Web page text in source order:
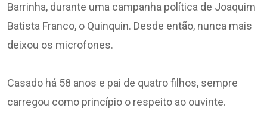
Barrinha, durante uma campanha política de Joaquim
Batista Franco, o Quinquin. Desde então, nunca mais
deixou os microfones.
Casado há 58 anos e pai de quatro filhos, sempre
carregou como princípio o respeito ao ouvinte.